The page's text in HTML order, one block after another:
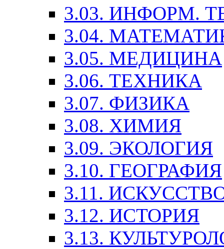
3.03. ИНФОРМ.
3.04.
3.05. МЕДИЦИНА
3.06. ТЕХНИКА
3.07. ФИЗИКА
3.08. ХИМИЯ
3.09. ЭКОЛОГИЯ
3.10. ГЕОГРАФИЯ
3.11.
3.12. ИСТОРИЯ
3.13.